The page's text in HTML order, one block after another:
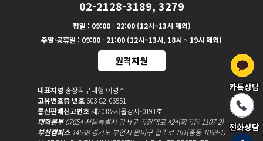
02-2128-3189, 3279
평일 : 09:00 - 22:00 (12시~13시 제외)
주말·공휴일 : 09:00 - 21:00 (12시~13시, 18시 ~ 19시 제외)
원격지원
대표자명 총장직무대행 이영수
고유번호증 번호 603-82-06551
통신판매신고번호제2018-서울강서-0191호
대학본부07654 서울특별시 강서구 공항대로 424(화곡동 1107-2)
부천캠퍼스14538 경기도 부천시 원미구 길주로 191(중동 1033-1)
카톡상담
전화상담